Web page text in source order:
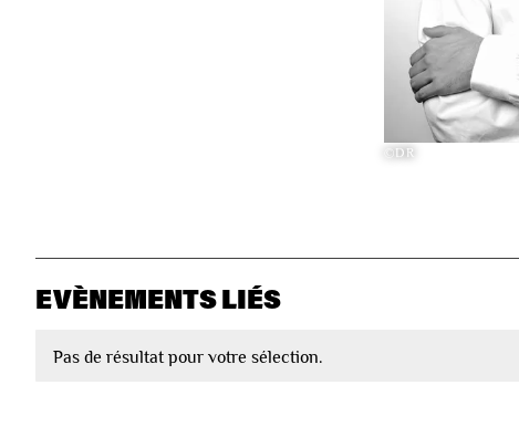
©DR
EVÈNEMENTS LIÉS
Pas de résultat pour votre sélection.